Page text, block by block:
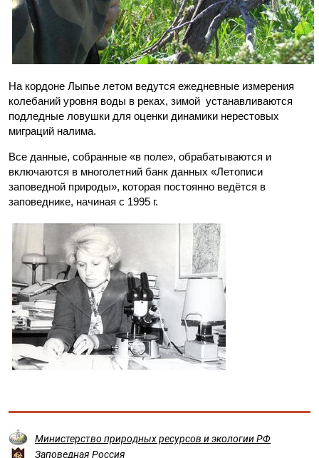
На кордоне Лыпье летом ведутся ежедневные измерения
колебаний уровня воды в реках, зимой устанавливаются
подледные ловушки для оценки динамики нерестовых
миграций налима.
Все данные, собранные «в поле», обрабатываются и
включаются в многолетний банк данных «Летописи
заповедной природы», которая постоянно ведётся в
заповеднике, начиная с 1995 г.
Министерство природных ресурсов и экологии РФ
Заповедная Россия